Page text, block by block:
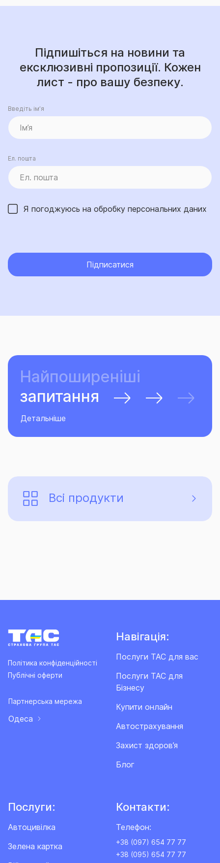
Підпишіться на новини та
ексклюзивні пропозиції. Кожен
лист - про вашу безпеку.
Введіть ім’я
Ел. пошта
Я погоджуюсь на обробку персональних даних
Підписатися
Найпоширеніші
запитання
Детальніше
Всі продукти
Політика конфіденційності
Публічні оферти
Партнерська мережа
Одеса
Навігація:
Послуги ТАС для вас
Послуги ТАС для
Бізнесу
Купити онлайн
Автострахування
Захист здоров’я
Блог
Послуги:
Автоцивілка
Зелена картка
Контакти:
Телефон:
+38 (097) 654 77 77
+38 (095) 654 77 77